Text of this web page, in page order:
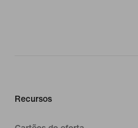
Recursos